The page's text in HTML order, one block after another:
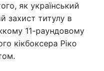
як український
захист титулу в
11-раундовому
кікбоксера Ріко